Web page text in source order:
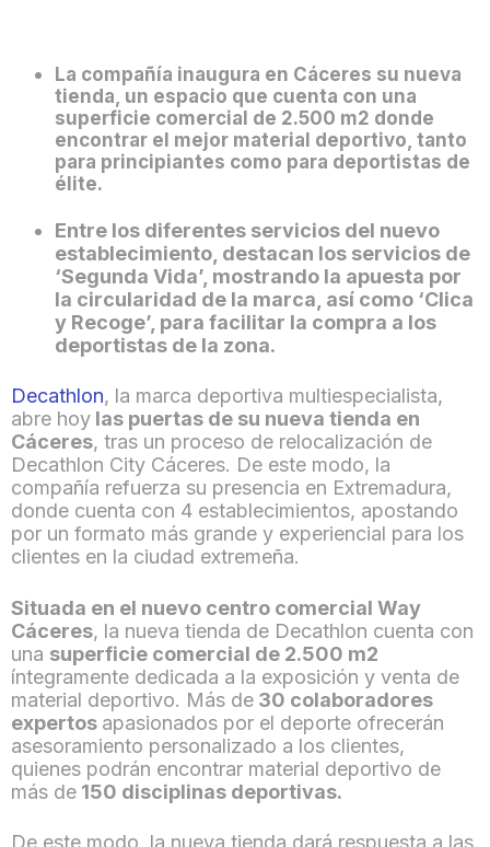
La compañía inaugura en Cáceres su nueva
tienda, un espacio que cuenta con una
superficie comercial de 2.500 m2 donde
encontrar el mejor material deportivo, tanto
para principiantes como para deportistas de
élite.
Entre los diferentes servicios del nuevo
establecimiento, destacan los servicios de
‘Segunda Vida’, mostrando la apuesta por
la circularidad de la marca, así como ‘Clica
y Recoge’, para facilitar la compra a los
deportistas de la zona.
Decathlon, la marca deportiva multiespecialista,
abre hoy las puertas de su nueva tienda en
Cáceres, tras un proceso de relocalización de
Decathlon City Cáceres. De este modo, la
compañía refuerza su presencia en Extremadura,
donde cuenta con 4 establecimientos, apostando
por un formato más grande y experiencial para los
clientes en la ciudad extremeña.
Situada en el nuevo centro comercial Way
Cáceres, la nueva tienda de Decathlon cuenta con
una superficie comercial de 2.500 m2
íntegramente dedicada a la exposición y venta de
material deportivo. Más de 30 colaboradores
expertos apasionados por el deporte ofrecerán
asesoramiento personalizado a los clientes,
quienes podrán encontrar material deportivo de
más de 150 disciplinas deportivas.
De este modo, la nueva tienda dará respuesta a las